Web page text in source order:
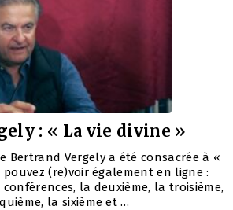
: « La vie divine »
Bertrand Vergely a été consacrée à «
pouvez (re)voir également en ligne :
la deuxième, la troisième,
la sixième et …